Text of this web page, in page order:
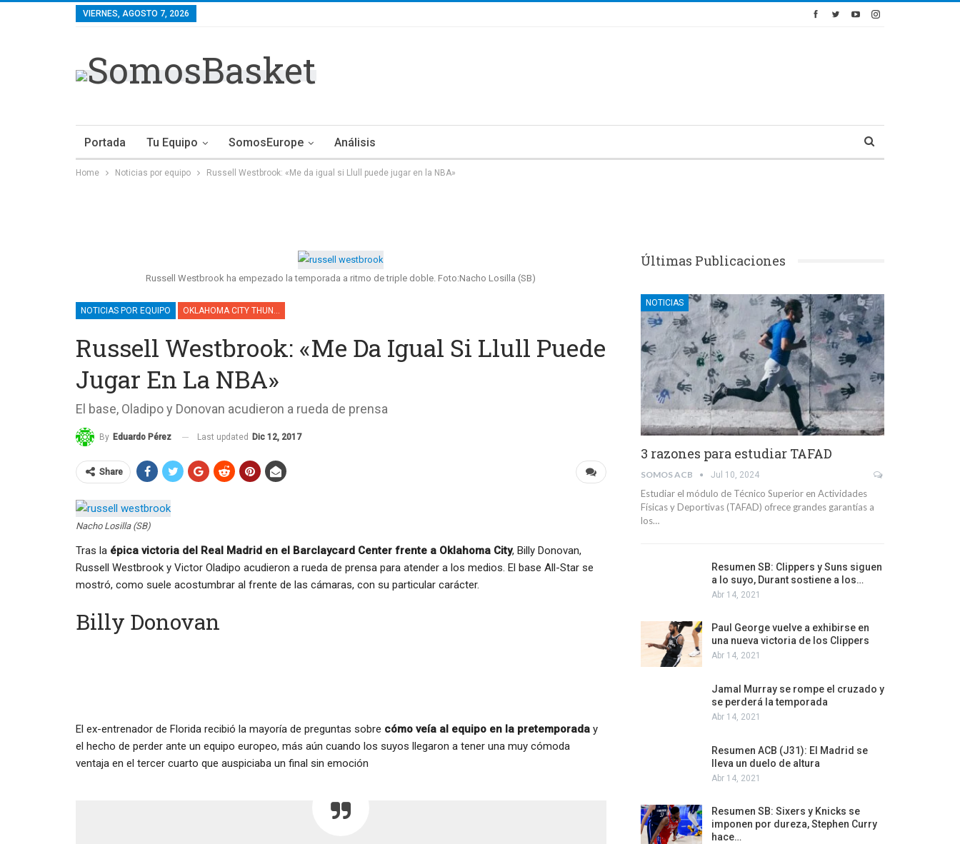
VIERNES, AGOSTO 7, 2026
Portada Tu Equipo SomosEurope Análisis
Home Noticias por equipo Russell Westbrook: «Me da igual si Llull puede jugar en la NBA»
Russell Westbrook ha empezado la temporada a ritmo de triple doble. Foto:Nacho Losilla (SB)
NOTICIAS POR EQUIPO
Russell Westbrook: «Me Da Igual Si Llull Puede
Jugar En La NBA»
El base, Oladipo y Donovan acudieron a rueda de prensa
By Eduardo Pérez Last updated Dic 12, 2017
Share
Nacho Losilla (SB)
Tras la épica victoria del Real Madrid en el Barclaycard Center frente a Oklahoma City, Billy Donovan,
Russell Westbrook y Victor Oladipo acudieron a rueda de prensa para atender a los medios. El base All-Star se
mostró, como suele acostumbrar al frente de las cámaras, con su particular carácter.
Billy Donovan
El ex-entrenador de Florida recibió la mayoría de preguntas sobre cómo veía al equipo en la pretemporada y
el hecho de perder ante un equipo europeo, más aún cuando los suyos llegaron a tener una muy cómoda
ventaja en el tercer cuarto que auspiciaba un final sin emoción
Últimas Publicaciones
NOTICIAS
3 razones para estudiar TAFAD
SOMOS ACB Jul 10, 2024
Estudiar el módulo de Técnico Superior en Actividades
Físicas y Deportivas (TAFAD) ofrece grandes garantías a
los…
Resumen SB: Clippers y Suns siguen
a lo suyo, Durant sostiene a los…
Abr 14, 2021
Paul George vuelve a exhibirse en
una nueva victoria de los Clippers
Abr 14, 2021
Jamal Murray se rompe el cruzado y
se perderá la temporada
Abr 14, 2021
Resumen ACB (J31): El Madrid se
lleva un duelo de altura
Abr 14, 2021
Resumen SB: Sixers y Knicks se
imponen por dureza, Stephen Curry
hace…